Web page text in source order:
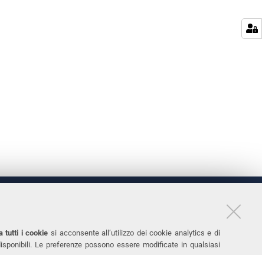
tutti i cookie si acconsente all’utilizzo dei cookie analytics e di
Le preferenze possono essere modificate in qualsiasi
Accessibilità
Protezione dati personali